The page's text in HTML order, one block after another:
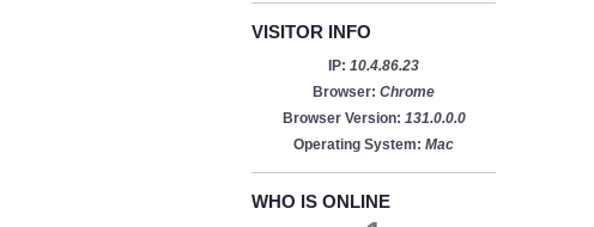
VISITOR INFO
IP: 10.4.86.23
Browser: Chrome
Browser Version: 131.0.0.0
Operating System: Mac
WHO IS ONLINE